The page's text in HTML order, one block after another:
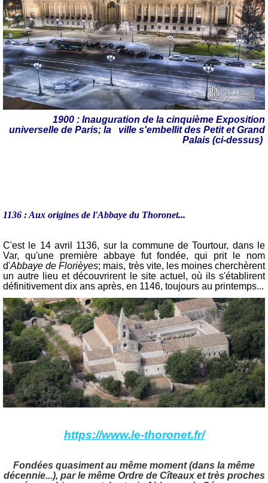
1900 : Inauguration de la cinquième Exposition
universelle de Paris; la ville s'embellit des Petit et Grand
Palais (ci-dessus)
1136 : Aux origines de l'Abbaye du Thoronet...
C'est le 14 avril 1136, sur la commune de Tourtour, dans le
Var, qu'une première abbaye fut fondée, qui prit le nom
d'Abbaye de Florièyes; mais, très vite, les moines cherchèrent
un autre lieu et découvrirent le site actuel, où ils s'établirent
définitivement dix ans après, en 1146, toujours au printemps...
https://www.le-thoronet.fr/
Fondées quasiment au même moment (dans la même
décennie...), par le même Ordre de Cîteaux et très proches